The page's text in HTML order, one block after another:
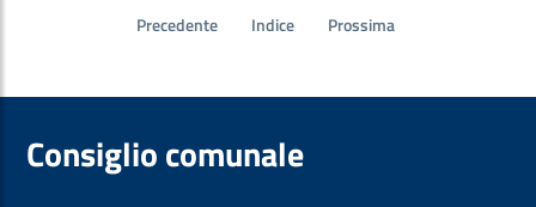
Precedente Indice Prossima
Consiglio comunale